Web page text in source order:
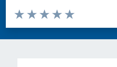
Valuta da 1 a 5 stelle la pagina
Valuta 5 stelle
Valuta 4 stelle su 5
Valuta 3 stelle su 5
Valuta 2 stelle su 5
Valuta 1 stelle su 5